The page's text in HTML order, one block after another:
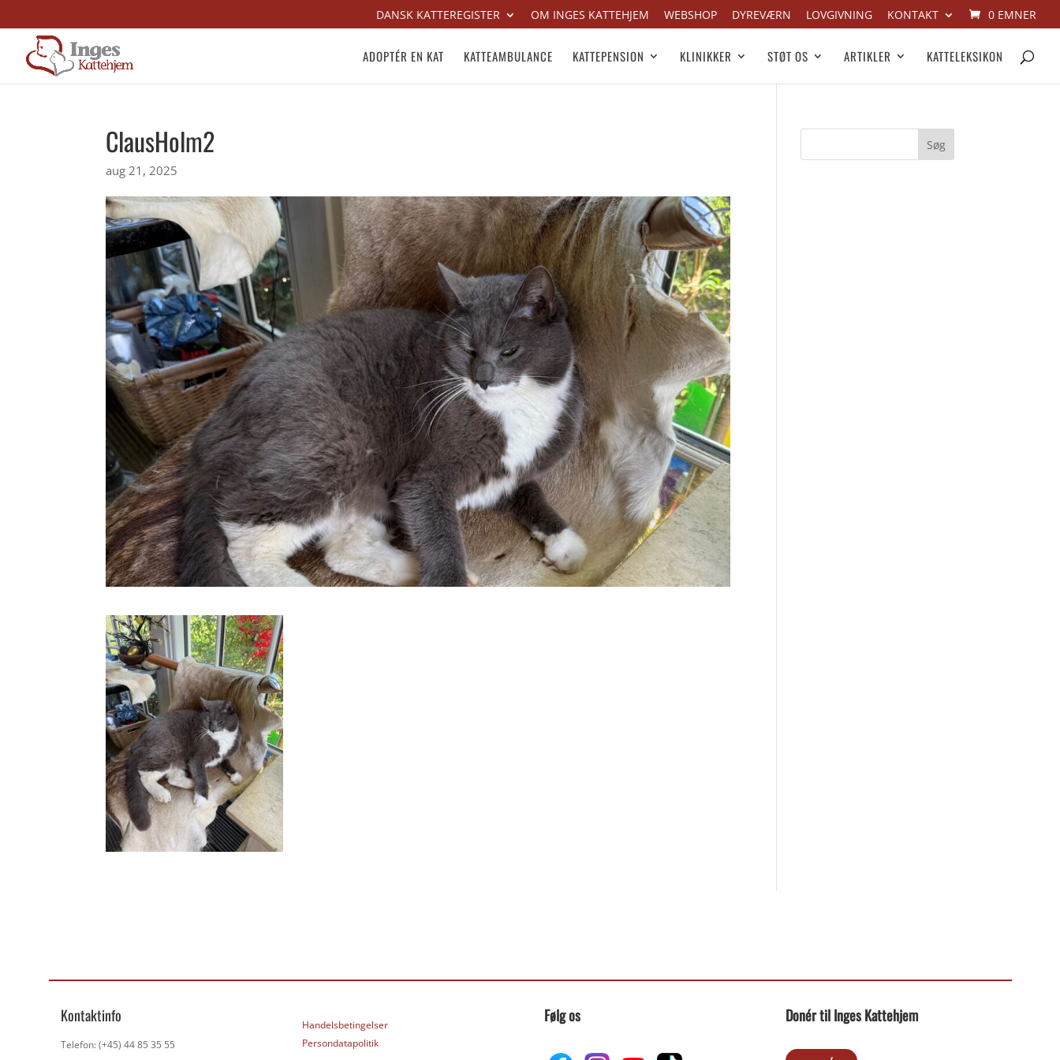
DANSK KATTEREGISTER OM INGES KATTEHJEM WEBSHOP DYREVÆRN LOVGIVNING KONTAKT 0 EMNER
ADOPTÉR EN KAT KATTEAMBULANCE KATTEPENSION KLINIKKER STØT OS ARTIKLER KATTELEKSIKON
ClausHolm2
aug 21, 2025
Kontaktinfo
Telefon: (+45) 44 85 35 55
Handelsbetingelser
Persondatapolitik
Følg os Donér til Inges Kattehjem